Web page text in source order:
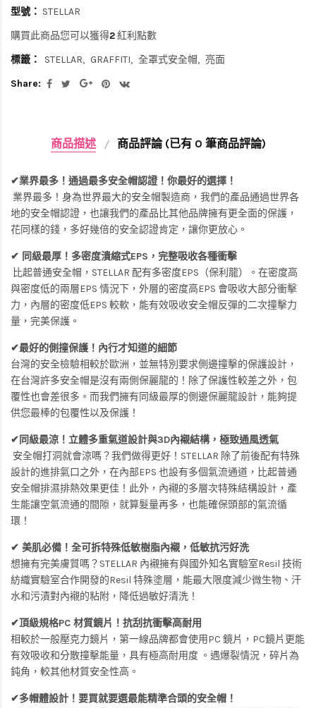
型號： STELLAR
購買此商品您可以獲得2紅利點數
標籤：
STELLAR GRAFFITI 全罩式安全帽
亮面
Share:
商品描述 商品評論 (已有 0 筆商品評論)
✔業界最多！通過最多安全帽認證！你最好的選擇！
業界最多！身為世界最大的安全帽製造商，我們的產品通過世界各
地的安全帽認證，也讓我們的產品比其他品牌擁有更全面的保護，
花同樣的錢，多好幾倍的安全認證肯定，讓你更放心。
✔ 同級最厚！多密度潰縮式EPS，完整吸收各種衝擊
比起普通安全帽，STELLAR 配有多密度EPS（保利龍）。在密度高
與密度低的兩層EPS 情況下，外層的密度高EPS 會吸收大部分衝擊
力，內層的密度低EPS 較軟，能有效吸收安全帽反彈的二次撞擊力
量，完美保護。
✔最好的側撞保護！內行才知道的細節
台灣的安全檢驗相較於歐洲，並無特別要求側邊撞擊的保護設計，
在台灣許多安全帽是沒有兩側保麗龍的！除了保護性較差之外，包
覆性也會差很多。而我們擁有同級最厚的側邊保麗龍設計，能夠提
供您最棒的包覆性以及保護！
✔同級最涼！立體多重氣道設計與3D內襯結構，極致通風透氣
安全帽打洞就會涼嗎？我們做得更好！STELLAR 除了前後配有特殊
設計的進排氣口之外，在內部EPS 也設有多個氣流通道，比起普通
安全帽排濕排熱效果更佳！此外，內襯的多層次特殊結構設計，產
生能讓空氣流通的間隙，就算髮量再多，也能確保頭部的氣流循
環！
✔ 美肌必備！全可拆特殊低敏樹脂內襯，低敏抗污好洗
想擁有完美膚質嗎？STELLAR 內襯擁有與國外知名實驗室Resil 技術
紡織實驗室合作開發的Resil 特殊塗層，能最大限度減少微生物、汗
水和污漬對內襯的粘附，降低過敏好清洗！
✔頂級規格PC 材質鏡片！抗刮抗衝擊高耐用
相較於一般壓克力鏡片，第一線品牌都會使用PC 鏡片，PC鏡片更能
有效吸收和分散撞擊能量，具有極高耐用度 。遇爆裂情況，碎片為
鈍角，較其他材質安全性高。
✔多帽體設計！要買就要選最能精準合頭的安全帽！